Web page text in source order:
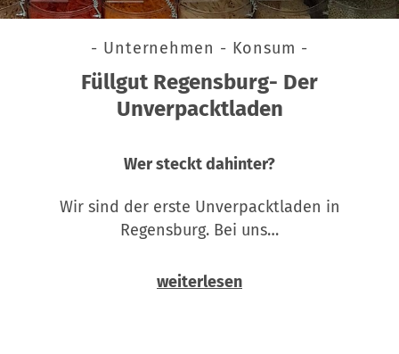
- Unternehmen - Konsum -
Füllgut Regensburg- Der
Unverpacktladen
Wer steckt dahinter?
Wir sind der erste Unverpacktladen in
Regensburg. Bei uns…
weiterlesen